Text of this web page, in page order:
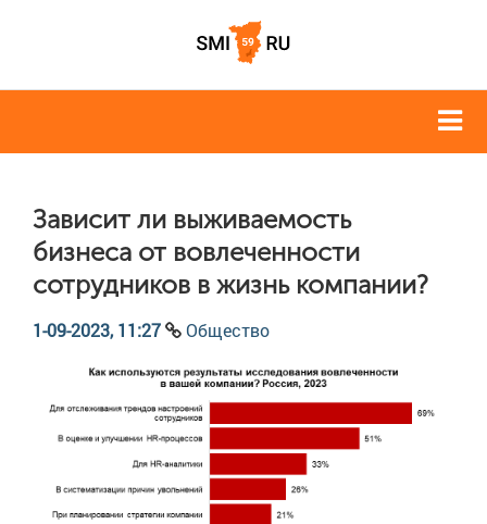
Зависит ли выживаемость
бизнеса от вовлеченности
сотрудников в жизнь компании?
1-09-2023, 11:27 Общество